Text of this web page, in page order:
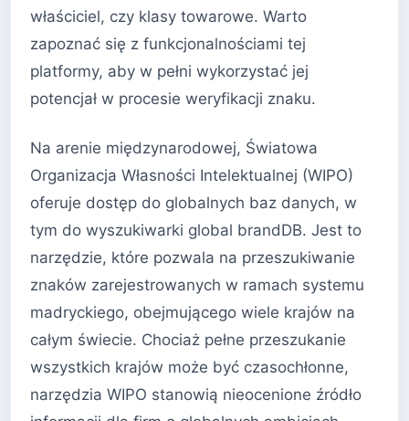
właściciel, czy klasy towarowe. Warto
zapoznać się z funkcjonalnościami tej
platformy, aby w pełni wykorzystać jej
potencjał w procesie weryfikacji znaku.
Na arenie międzynarodowej, Światowa
Organizacja Własności Intelektualnej (WIPO)
oferuje dostęp do globalnych baz danych, w
tym do wyszukiwarki global brandDB. Jest to
narzędzie, które pozwala na przeszukiwanie
znaków zarejestrowanych w ramach systemu
madryckiego, obejmującego wiele krajów na
całym świecie. Chociaż pełne przeszukanie
wszystkich krajów może być czasochłonne,
narzędzia WIPO stanowią nieocenione źródło